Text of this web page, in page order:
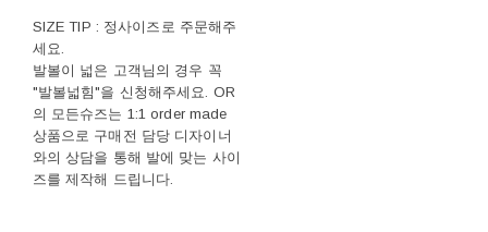
SIZE TIP : 정사이즈로 주문해주
세요.
발볼이 넓은 고객님의 경우 꼭
"발볼넓힘"을 신청해주세요. OR
의 모든슈즈는 1:1 order made
상품으로 구매전 담당 디자이너
와의 상담을 통해 발에 맞는 사이
즈를 제작해 드립니다.